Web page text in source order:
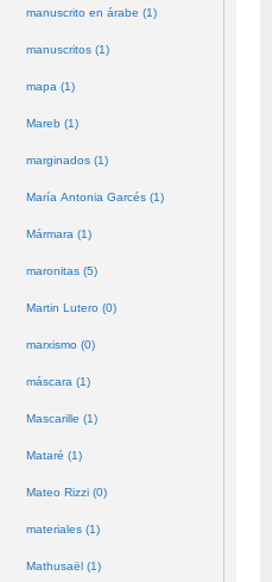
manuscrito en árabe (1)
manuscritos (1)
mapa (1)
Mareb (1)
marginados (1)
María Antonia Garcés (1)
Mármara (1)
maronitas (5)
Martin Lutero (0)
marxismo (0)
máscara (1)
Mascarille (1)
Mataré (1)
Mateo Rizzi (0)
materiales (1)
Mathusaël (1)